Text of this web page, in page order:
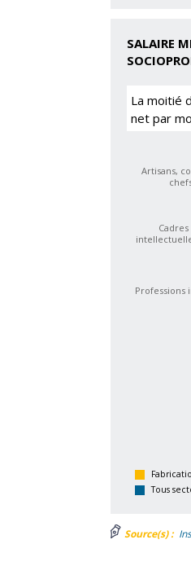
SALAIRE
La moitié
net par
Artisans,
Professions
Tous
Source(s) :